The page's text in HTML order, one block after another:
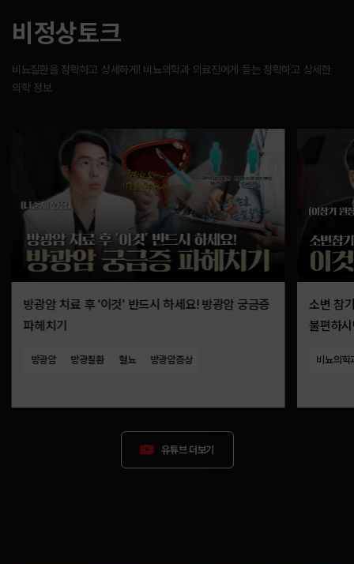
비정상토크
비뇨질환을 정확하고 상세하게! 비뇨의학과 의료진에게 듣는 정확하고 상세한
의학 정보
방광암 치료 후 '이것' 반드시 하세요! 방광암 궁금증
파헤치기
방광암 방광질환 혈뇨 방광암증상
소변 참
불편하
비뇨의학
유튜브 더보기